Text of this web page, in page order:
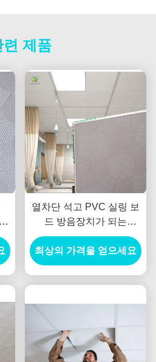
련 제품
열차단 석고 PVC 실링 보
드 방음장치가 되는
600x600mm
최상의 가격을 얻으세요